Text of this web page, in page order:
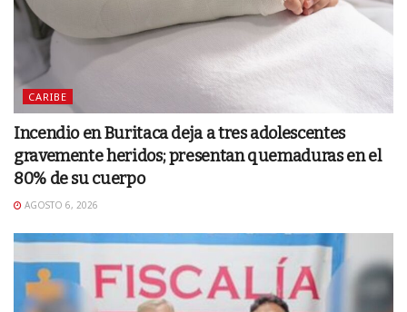
CARIBE
Incendio en Buritaca deja a tres adolescentes
gravemente heridos; presentan quemaduras en el
80% de su cuerpo
AGOSTO 6, 2026